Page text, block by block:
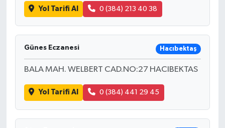
Yol Tarifi Al 0 (384) 213 40 38
Günes Eczanesi Hacıbektaş
BALA MAH. WELBERT CAD.NO:27 HACIBEKTAS
Yol Tarifi Al 0 (384) 441 29 45